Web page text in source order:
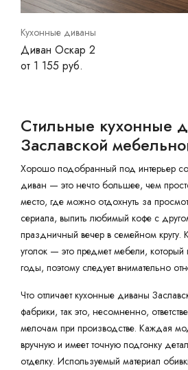
Кухонные диваны
Диван Оскар 2
от 1 155 руб.
Стильные кухонные
Заславской
Хорошо подобранный под интерьер
диван — это нечто большее, чем
место, где можно отдохнуть за
сериала, выпить любимый кофе с
праздничный вечер в семейном кругу.
уголок — это предмет мебели, который
годы, поэтому следует внимательно
Что отличает кухонные диваны
фабрики, так это, несомненно,
мелочам при производстве. Каждая
вручную и имеет точную подгонку
отделку. Используемый материал